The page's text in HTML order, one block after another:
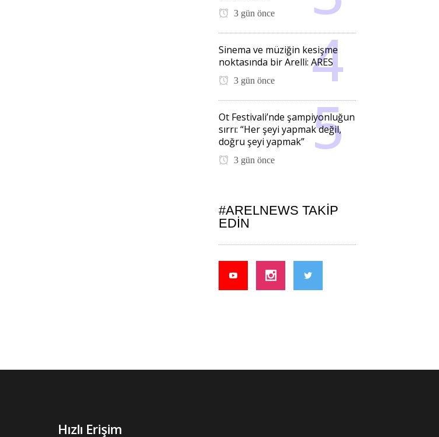
3 gün önce
Sinema ve müziğin kesişme
noktasında bir Arelli: ARES
3 gün önce
Ot Festivali’nde şampiyonluğun
sırrı: “Her şeyi yapmak değil,
doğru şeyi yapmak”
3 gün önce
#ARELNEWS TAKIP
EDIN
Hızlı Erişim